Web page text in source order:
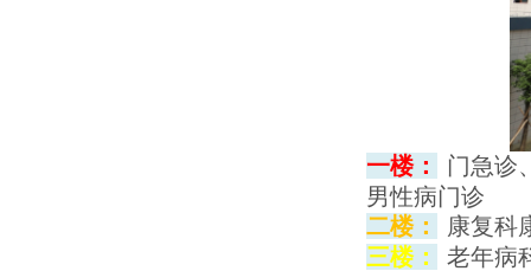
一楼 ：
门急诊
男性病门诊
二楼：
康复科
三楼：
老年病